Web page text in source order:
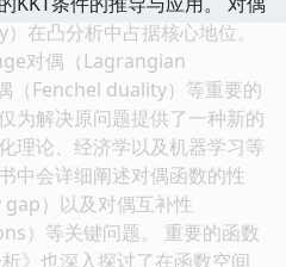
在凸分析中占据核心地位。
对偶（Lagrangian
（Fenchel duality）等重要的
为解决原问题提供了一种新的
理论、经济学以及机器学习等
中会详细阐述对偶函数的性
）以及对偶互补性
）等关键问题。 重要的函数
》也深入探讨了在函数空间